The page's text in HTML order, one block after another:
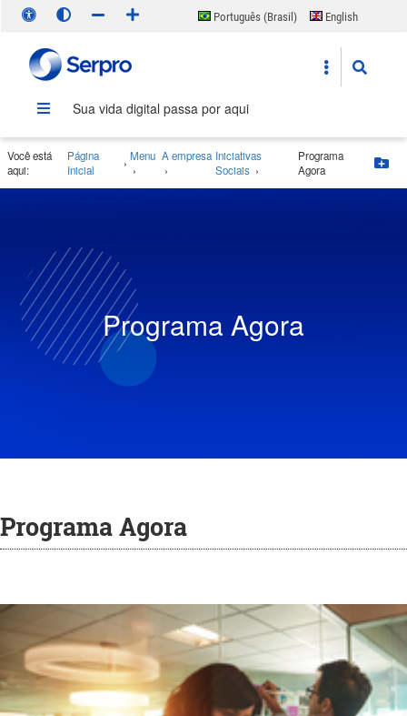
Português (Brasil)
English
Sua vida digital passa por aqui
Você está
aqui:
Página
Inicial
› Menu
›
A empresa
›
Iniciativas
Sociais ›
Programa
Agora
Programa Agora
Programa Agora